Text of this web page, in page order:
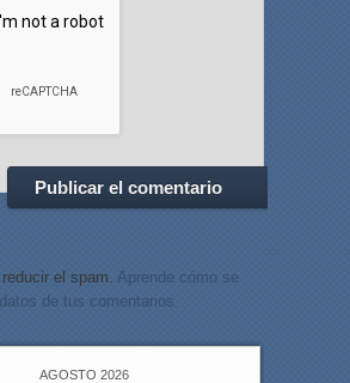
el spam. Aprende cómo se
de tus comentarios.
AGOSTO 2026